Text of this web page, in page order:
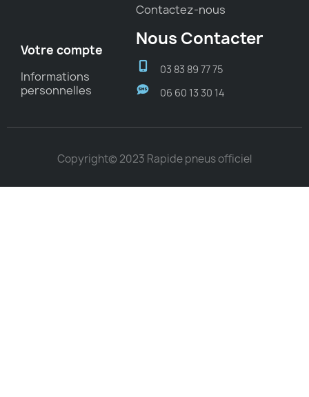
Contactez-nous
Votre compte
Informations
personnelles
Nous Contacter
03 83 89 77 75
06 60 13 30 14
Copyright© 2023 Rapide pneus officiel